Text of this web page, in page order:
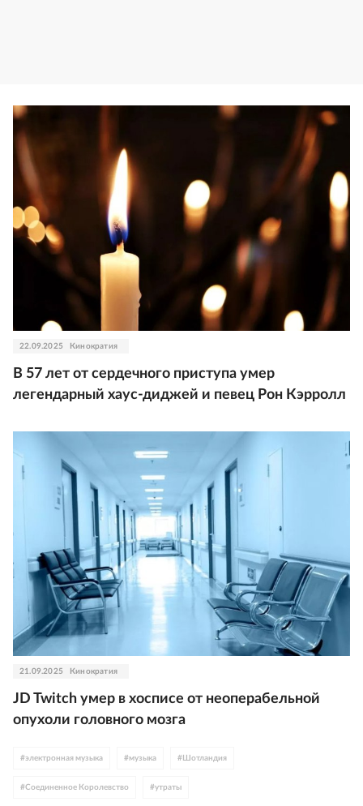
22.09.2025 Кинократия
В 57 лет от сердечного приступа умер
легендарный хаус-диджей и певец Рон Кэрролл
21.09.2025 Кинократия
JD Twitch умер в хосписе от неоперабельной
опухоли головного мозга
#электронная музыка #музыка # Шотландия
#Соединенное Королевство #утраты